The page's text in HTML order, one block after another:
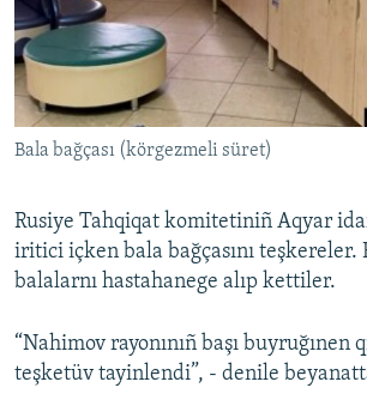
Русский
Українською
QOŞULIÑIZ!
RFE/RS bütün saytları
Bala bağçası (körgezmeli süret)
Rusiye Tahqiqat komitetiniñ Aqyar
iritici içken bala bağçasını teşkereler.
balalarnı hastahanege alıp kettiler.
“Nahimov rayonınıñ başı buyruğınen
teşketüv tayinlendi”, - denile